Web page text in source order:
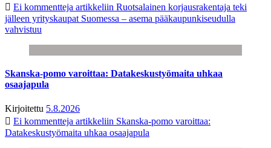
Ei kommentteja artikkeliin Ruotsalainen korjausrakentaja teki
jälleen yrityskaupat Suomessa – asema pääkaupunkiseudulla
vahvistuu
Skanska-pomo varoittaa: Datakeskustyömaita uhkaa
osaajapula
Kirjoitettu 5.8.2026
Ei kommentteja artikkeliin Skanska-pomo varoittaa:
Datakeskustyömaita uhkaa osaajapula